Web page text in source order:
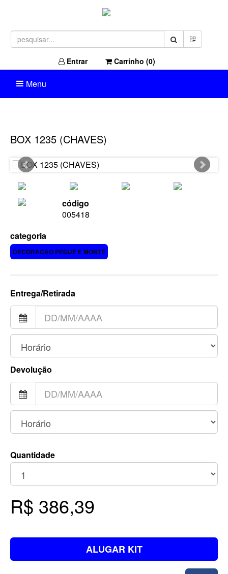
Entrar Carrinho (0)
Menu
BOX 1235 (CHAVES)
código
005418
categoria
DECORACAO PEGUE E MONTE
Entrega/Retirada
Devolução
Quantidade
R$ 386,39
ALUGAR KIT